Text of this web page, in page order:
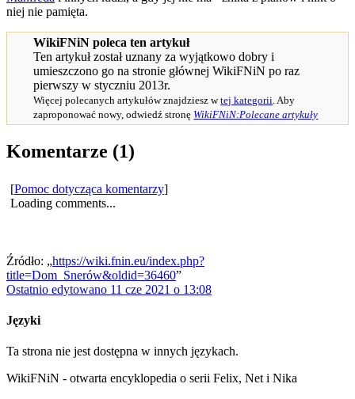
niej nie pamięta.
WikiFNiN poleca ten artykuł
Ten artykuł został uznany za wyjątkowo dobry i
umieszczono go na stronie głównej WikiFNiN po raz
pierwszy w styczniu 2013r.
Więcej polecanych artykułów znajdziesz wtej kategorii . Aby
zaproponować nowy, odwiedź stronę WikiFNiN:Polecane artykuły
Komentarze (1)
[Pomoc dotycząca komentarzy]
Loading comments...
Źródło: „https://wiki.fnin.eu/index.php?
title=Dom_Snerów&oldid=36460”
Ostatnio edytowano 11 cze 2021 o 13:08
Języki
Ta strona nie jest dostępna w innych językach.
WikiFNiN - otwarta encyklopedia o serii Felix, Net i Nika